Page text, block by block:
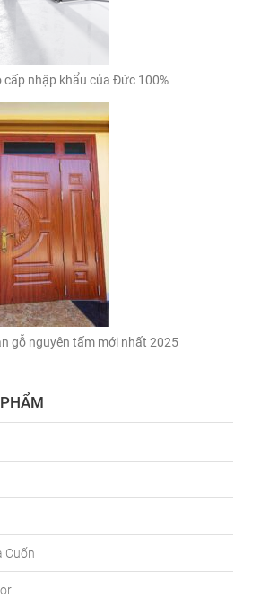
nhập khẩu của Đức 100%
gỗ nguyên tấm mới nhất 2025
Cuốn